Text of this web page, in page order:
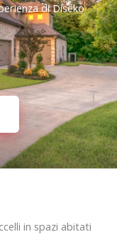
di Diseko
in spazi abitati